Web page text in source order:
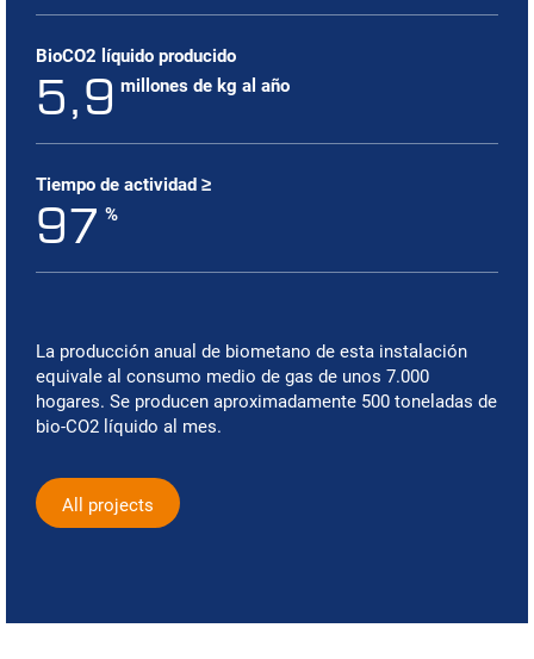
BioCO2 líquido producido
5,9 millones de kg al año
Tiempo de actividad ≥
97 %
La producción anual de biometano de esta instalación
equivale al consumo medio de gas de unos 7.000
hogares. Se producen aproximadamente 500 toneladas de
bio-CO2 líquido al mes.
All projects